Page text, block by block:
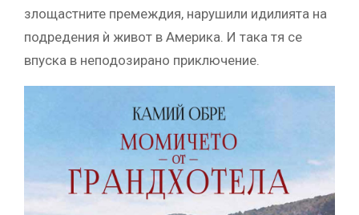
злощастните премеждия, нарушили идилията на
подредения ѝ живот в Америка. И така тя се
впуска в неподозирано приключение.